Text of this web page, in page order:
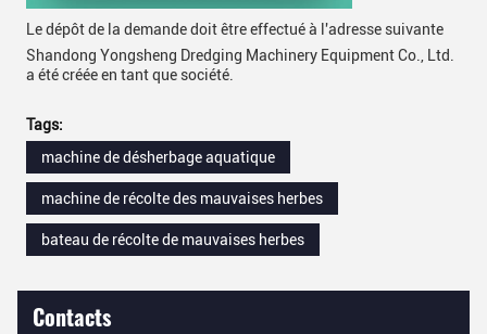
Le dépôt de la demande doit être effectué à l'adresse suivante
Shandong Yongsheng Dredging Machinery Equipment Co., Ltd.
a été créée en tant que société.
Tags:
machine de désherbage aquatique
machine de récolte des mauvaises herbes
bateau de récolte de mauvaises herbes
Contacts